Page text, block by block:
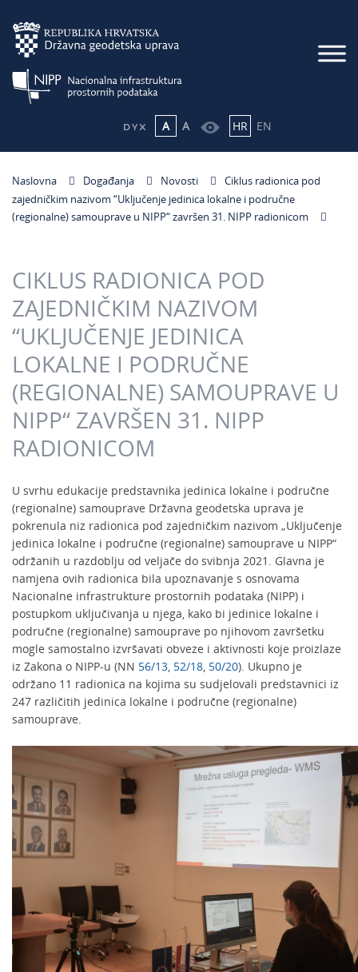
A A HR EN
Naslovna Događanja Novosti
Ciklus radionica pod
zajedničkim nazivom “Uključenje jedinica lokalne i područne
(regionalne) samouprave u NIPP“ završen 31. NIPP radionicom
CIKLUS RADIONICA POD
ZAJEDNIČKIM NAZIVOM
“UKLJUČENJE JEDINICA
LOKALNE I PODRUČNE
(REGIONALNE) SAMOUPRAVE U
NIPP“ ZAVRŠEN 31. NIPP
RADIONICOM
U svrhu edukacije predstavnika jedinica lokalne i područne
(regionalne) samouprave Državna geodetska uprava je
pokrenula niz radionica pod zajedničkim nazivom „Uključenje
jedinica lokalne i područne (regionalne) samouprave u NIPP“
održanih u razdoblju od veljače do svibnja 2021. Glavna je
namjena ovih radionica bila upoznavanje s osnovama
Nacionalne infrastrukture prostornih podataka (NIPP) i
postupkom uključivanja u njega, kako bi jedinice lokalne i
područne (regionalne) samouprave po njihovom završetku
mogle samostalno izvršavati obveze i aktivnosti koje proizlaze
iz Zakona o NIPP-u (NN 56/13, 52/18, 50/20). Ukupno je
održano 11 radionica na kojima su sudjelovali predstavnici iz
247 različitih jedinica lokalne i područne (regionalne)
samouprave.